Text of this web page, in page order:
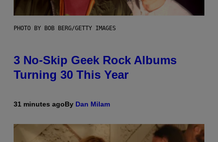
PHOTO BY BOB BERG/GETTY IMAGES
3 No-Skip Geek Rock Albums
Turning 30 This Year
31 minutes agoBy Dan Milam